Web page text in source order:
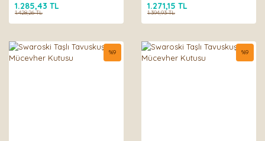
1.285,43 TL
1.428,26 TL
1.271,15 TL
1.394,93 TL
%9 %9